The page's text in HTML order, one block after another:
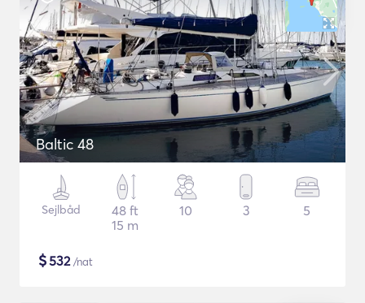
Baltic 48
Sejlbåd
48 ft
15 m
10 3 5
$532/nat